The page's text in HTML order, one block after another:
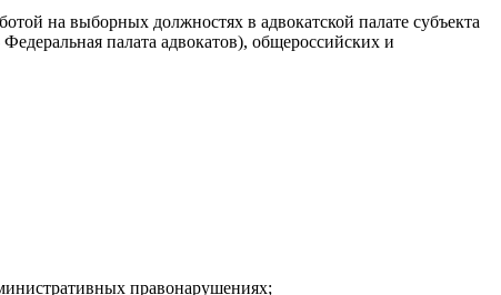
на выборных должностях в адвокатской палате субъекта
палата адвокатов), общероссийских и
правонарушениях;